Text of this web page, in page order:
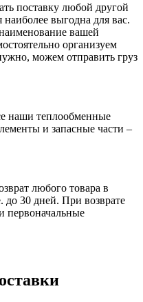
поставку любой другой
выгодна для вас.
вашей
организуем
можем отправить груз
наши теплообменные
и запасные части –
любого товара в
до 30 дней. При возврате
первоначальные